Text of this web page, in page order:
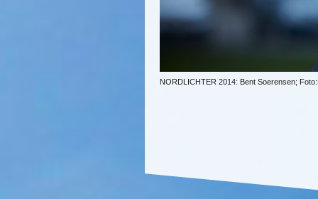
NORDLICHTER 2014: Bent Soerensen;